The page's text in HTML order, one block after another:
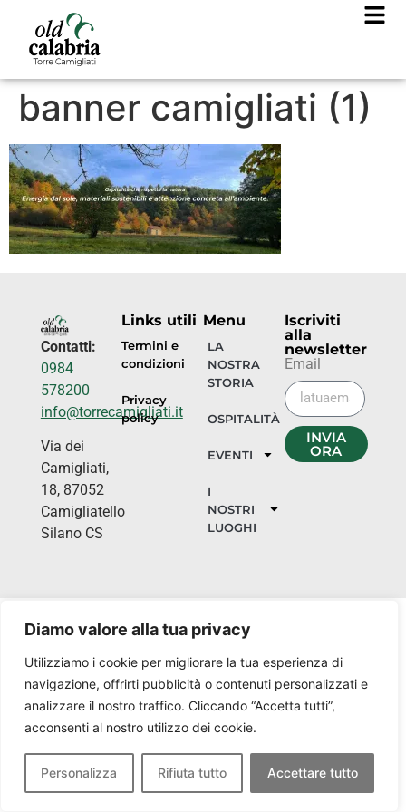
Diamo valore alla tua privacy
Utilizziamo i cookie per migliorare la tua esperienza di
navigazione, offrirti pubblicità o contenuti personalizzati e
analizzare il nostro traffico. Cliccando “Accetta tutti”,
acconsenti al nostro utilizzo dei cookie.
Personalizza Rifiuta tutto Accettare tutto
banner camigliati (1)
Contatti:
0984
578200
info@torrecamigliati.it
Via dei
Camigliati,
18, 87052
Camigliatello
Silano CS
Links utili
Termini e
condizioni
Privacy
policy
Menu
LA
NOSTRA
STORIA
OSPITALITÀ
EVENTI
I
NOSTRI
LUOGHI
Iscriviti
alla
newsletter
Email
INVIA
ORA